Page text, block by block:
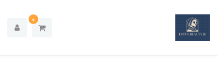
0